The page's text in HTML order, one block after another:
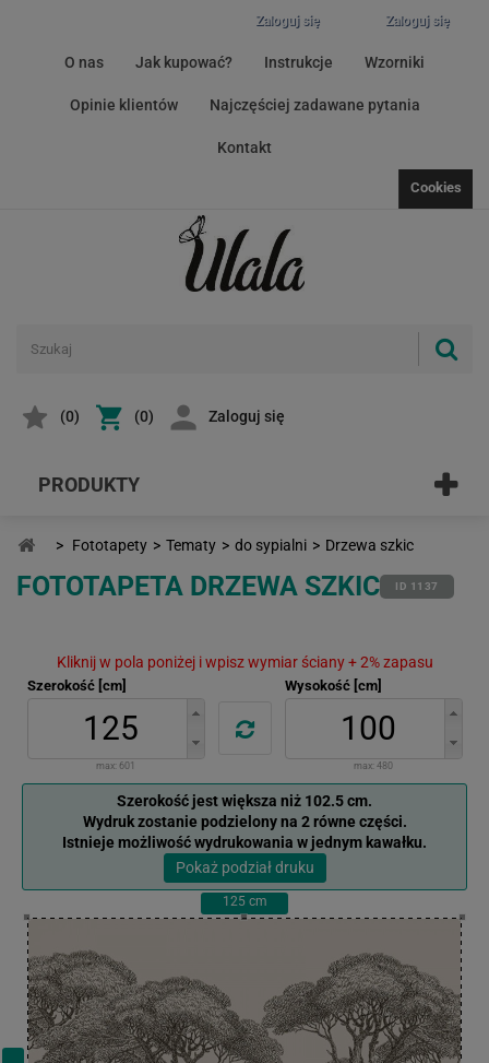
Zaloguj się
Zaloguj się
O nas Jak kupować? Instrukcje Wzorniki
Opinie klientów Najczęściej zadawane pytania
Kontakt
Cookies
(0) (0) Zaloguj się
PRODUKTY
> Fototapety > Tematy > do sypialni > Drzewa szkic
FOTOTAPETA DRZEWA SZKIC ID 1137
Kliknij w pola poniżej i wpisz wymiar ściany + 2% zapasu
Szerokość [cm]
max: 601
Wysokość [cm]
max: 480
Szerokość jest większa niż 102.5 cm.
Wydruk zostanie podzielony na 2 równe części.
Istnieje możliwość wydrukowania w jednym kawałku.
Pokaż podział druku
125cm